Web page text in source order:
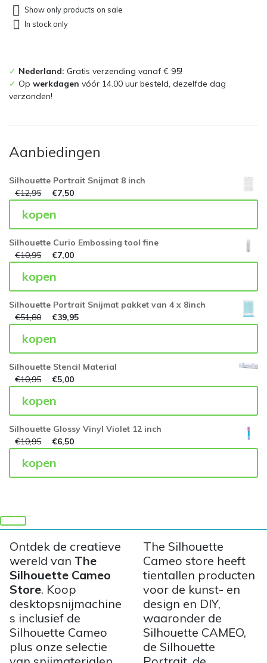
Show only products on sale
In stock only
✓ Nederland: Gratis verzending vanaf € 95!
✓ Op werkdagen vóór 14.00 uur besteld, dezelfde dag
verzonden!
Aanbiedingen
Silhouette Portrait Snijmat 8 inch
€12,95 €7,50
kopen
Silhouette Curio Embossing tool fine
€10,95 €7,00
kopen
Silhouette Portrait Snijmat pakket van 4 x 8inch
€51,80 €39,95
kopen
Silhouette Stencil Material
€10,95 €5,00
kopen
Silhouette Glossy Vinyl Violet 12 inch
€10,95 €6,50
kopen
Ontdek de creatieve
wereld van The
Silhouette Cameo
Store. Koop
desktopsnijmachine
s inclusief de
Silhouette Cameo
plus onze selectie
The Silhouette
Cameo store heeft
tientallen producten
voor de kunst- en
design en DIY,
waaronder de
Silhouette CAMEO,
de Silhouette